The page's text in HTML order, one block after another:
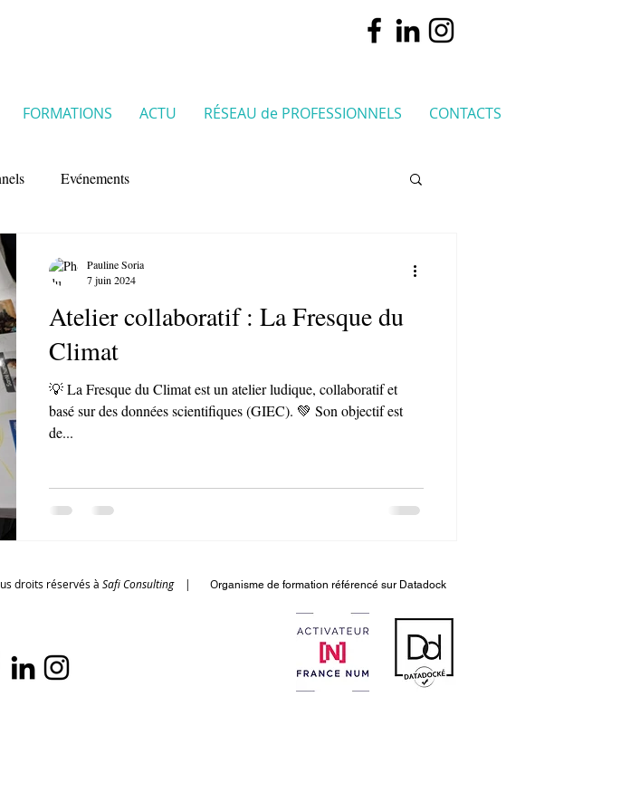
FORMATIONS ACTU RÉSEAU de PROFESSIONNELS CONTACTS
Evénements
Atelier collaboratif : La Fresque du
Climat
💡 La Fresque du Climat est un atelier ludique, collaboratif et
basé sur des données scientifiques (GIEC). 💚 Son objectif est
de...
Pauline Soria
7 juin 2024
droits réservés à Safi Consulting | Organisme de formation référencé sur Datadock